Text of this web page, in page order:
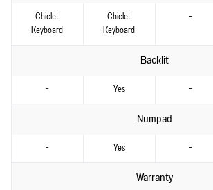
Chiclet
Keyboard
Chiclet
Keyboard
-
Backlit
- Yes -
Numpad
- Yes -
Warranty